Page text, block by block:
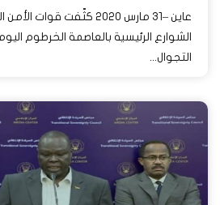
عاين –31 مارس 2020 كثّفت
الشوارع الرئيسية بالعاصمة الخرطوم اليوم
التجوال...